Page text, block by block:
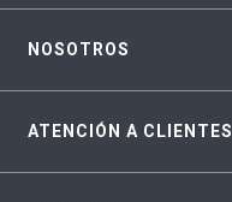
NOSOTROS
ATENCIÓN A CLIENTES